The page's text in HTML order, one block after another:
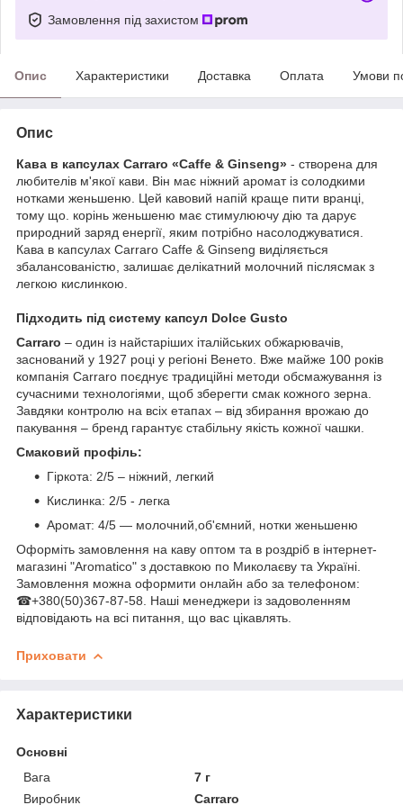
Замовлення під захистом
Опис Характеристики Доставка Оплата Умови
Опис
Кава в капсулах Carraro «Caffe & Ginseng» - створена для
любителів м'якої кави. Він має ніжний аромат із солодкими
нотками женьшеню. Цей кавовий напій краще пити вранці,
тому що. корінь женьшеню має стимулюючу дію та дарує
природний заряд енергії, яким потрібно насолоджуватися.
Кава в капсулах Carraro Caffe & Ginseng виділяється
збалансованістю, залишає делікатний молочний післясмак з
легкою кислинкою.
Підходить під систему капсул Dolce Gusto
Carraro – один із найстаріших італійських обжарювачів,
заснований у 1927 році у регіоні Венето. Вже майже 100 років
компанія Carraro поєднує традиційні методи обсмажування із
сучасними технологіями, щоб зберегти смак кожного зерна.
Завдяки контролю на всіх етапах – від збирання врожаю до
пакування – бренд гарантує стабільну якість кожної чашки.
Смаковий профіль:
Гіркота: 2/5 – ніжний, легкий
Кислинка: 2/5 - легка
Аромат: 4/5 — молочний,об'ємний, нотки женьшеню
Оформіть замовлення на каву оптом та в роздріб в інтернет-
магазині "Aromatico" з доставкою по Миколаєву та Україні.
Замовлення можна оформити онлайн або за телефоном:
☎+380(50)367-87-58. Наші менеджери із задоволенням
відповідають на всі питання, що вас цікавлять.
Приховати
Характеристики
Основні
Вага
7 г
Виробник
Carraro